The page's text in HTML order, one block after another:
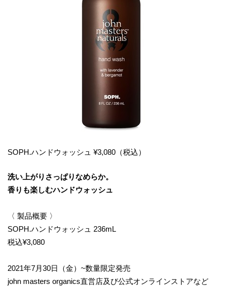
SOPH.ハンドウォッシュ ¥3,080（税込）
洗い上がりさっぱりなめらか。
香りも楽しむハンドウォッシュ
〈 製品概要 〉
SOPH.ハンドウォッシュ 236mL
税込¥3,080
2021年7月30日（金）~数量限定発売
john masters organics直営店及び公式オンラインストアなど